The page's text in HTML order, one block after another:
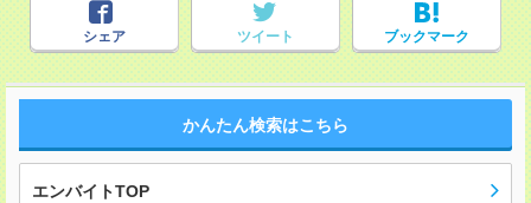
シェア ツイート ブックマーク
かんたん検索はこちら
エンバイトTOP